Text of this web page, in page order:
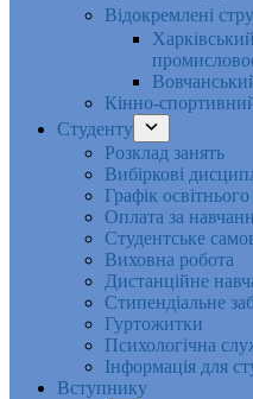
Відокремлені
Кінно-
Студенту
Розклад занять
Вибіркові
Графік
Оплата за
Студентське
Виховна робота
Дистанційне
Стипендіальне
Гуртожитки
Психологічна
Інформація для
Вступнику